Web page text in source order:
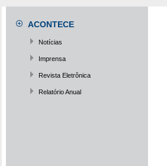
ACONTECE
Notícias
Imprensa
Revista Eletrônica
Relatório Anual